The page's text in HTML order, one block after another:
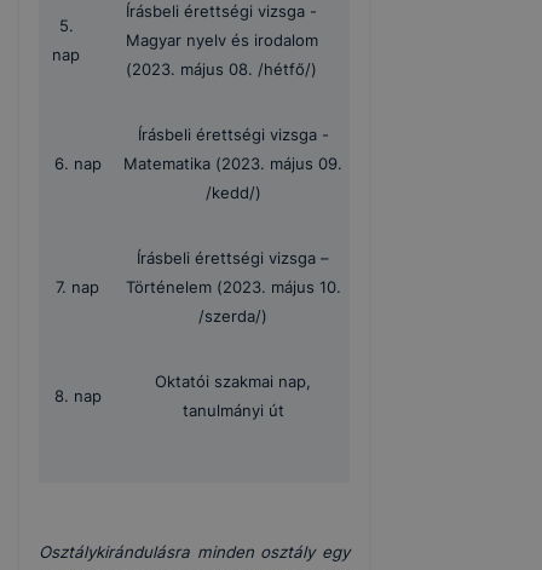
5.
nap
Írásbeli érettségi vizsga -
Magyar nyelv és irodalom
(2023. május 08. /hétfő/)
6. nap
Írásbeli érettségi vizsga -
Matematika (2023. május 09.
/kedd/)
7. nap
Írásbeli érettségi vizsga –
Történelem (2023. május 10.
/szerda/)
8. nap
Oktatói szakmai nap,
tanulmányi út
Osztálykirándulásra minden osztály egy